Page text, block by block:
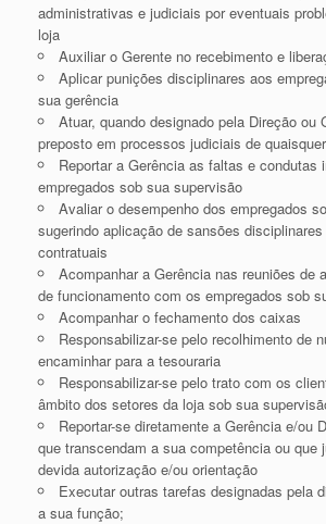
administrativas e judiciais por eventuais
loja
Auxiliar o Gerente no recebimento e
Aplicar punições disciplinares aos
sua gerência
Atuar, quando designado pela Direção ou
preposto em processos judiciais de
Reportar a Gerência as faltas e condutas
empregados sob sua supervisão
Avaliar o desempenho dos empregados
sugerindo aplicação de sansões
contratuais
Acompanhar a Gerência nas reuniões de
de funcionamento com os empregados sob
Acompanhar o fechamento dos caixas
Responsabilizar-se pelo recolhimento de
encaminhar para a tesouraria
Responsabilizar-se pelo trato com os
âmbito dos setores da loja sob sua
Reportar-se diretamente a Gerência e/ou
que transcendam a sua competência ou que
devida autorização e/ou orientação
Executar outras tarefas designadas pela
a sua função;